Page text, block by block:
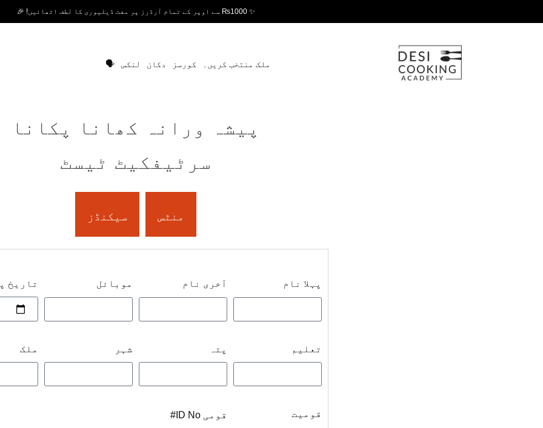
✨ ₨1000 سے اوپر کے تمام آرڈرز پر مفت ڈیلیوری کا لطف اٹھائیں! 🎉
ملک منتخب کریں۔ کورسز دکان لنکس 🗣️
پیشہ ورانہ کھانا پکانا
سرٹیفکیٹ ٹیسٹ
منٹس سیکنڈز
پہلا نام آخری نام موبائل تاریخ
تعلیم پتہ شہر ملک
قومیت
قومی ID No#